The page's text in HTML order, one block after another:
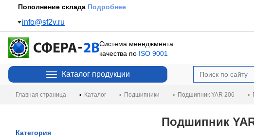
Пополнение склада Подробнее
info@sf2v.ru
Система менеджмента
качества по ISO 9001
Каталог продукции
Главная страница Каталог Подшипники Подшипник YAR 206
Категория
Подшипник